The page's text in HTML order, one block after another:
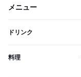
メニュー
ドリンク
料理